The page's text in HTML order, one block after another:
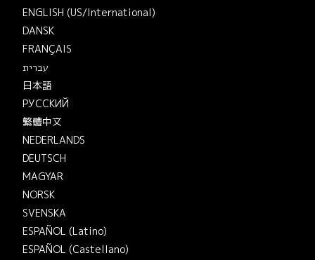
ENGLISH (US/International)
DANSK
FRANÇAIS
עברית
日本語
РУССКИЙ
繁體中文
NEDERLANDS
DEUTSCH
MAGYAR
NORSK
SVENSKA
ESPAÑOL (Latino)
ESPAÑOL (Castellano)